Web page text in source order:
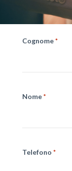
Cognome *
Nome *
Telefono *